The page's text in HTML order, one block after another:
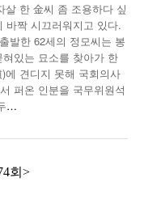
살 한 金씨 좀 조용하다 싶
바짝 시끄러워지고 있다.
발한 62세의 정모씨는 봉
있는 묘소를 찾아가 한
에 견디지 못해 국회의사
퍼온 인분을 국무위원석
…
회>